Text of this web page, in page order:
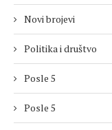
Novi brojevi
Politika i društvo
Posle 5
Posle 5